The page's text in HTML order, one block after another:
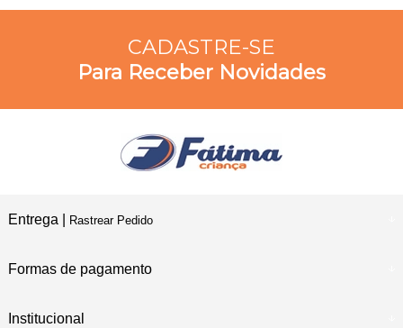
CADASTRE-SE
Para Receber Novidades
Entrega | Rastrear Pedido
Formas de pagamento
Institucional